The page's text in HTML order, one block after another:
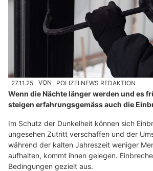
27.11.25 VON POLIZEI.NEWS REDAKTION
Wenn die Nächte länger werden und es
steigen erfahrungsgemäss auch die
Im Schutz der Dunkelheit können sich
ungesehen Zutritt verschaffen und der
während der kalten Jahreszeit weniger
aufhalten, kommt ihnen gelegen.
Bedingungen gezielt aus.